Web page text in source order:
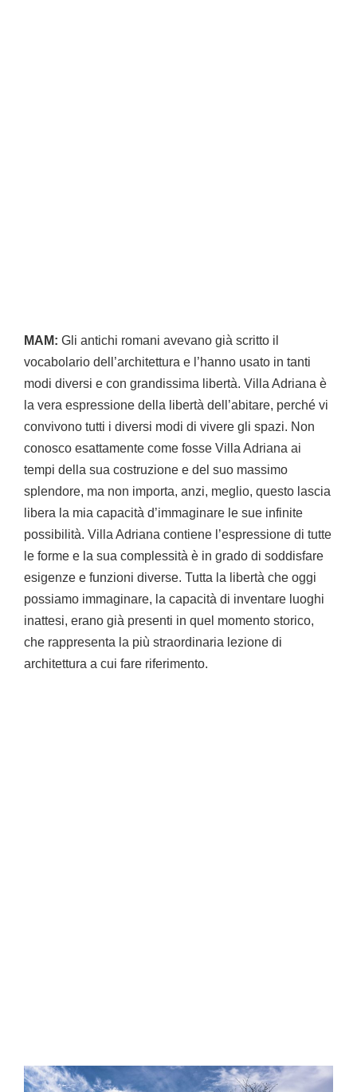
MAM: Gli antichi romani avevano già scritto il
vocabolario dell’architettura e l’hanno usato in tanti
modi diversi e con grandissima libertà. Villa Adriana è
la vera espressione della libertà dell’abitare, perché vi
convivono tutti i diversi modi di vivere gli spazi. Non
conosco esattamente come fosse Villa Adriana ai
tempi della sua costruzione e del suo massimo
splendore, ma non importa, anzi, meglio, questo lascia
libera la mia capacità d’immaginare le sue infinite
possibilità. Villa Adriana contiene l’espressione di tutte
le forme e la sua complessità è in grado di soddisfare
esigenze e funzioni diverse. Tutta la libertà che oggi
possiamo immaginare, la capacità di inventare luoghi
inattesi, erano già presenti in quel momento storico,
che rappresenta la più straordinaria lezione di
architettura a cui fare riferimento.